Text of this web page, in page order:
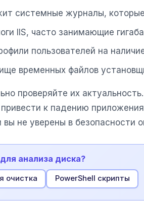
системные журналы,
IIS, часто занимающие
пользователей на
временных файлов
проверяйте их
к падению
не уверены в безопасности
анализа диска?
очистка PowerShell скрипты